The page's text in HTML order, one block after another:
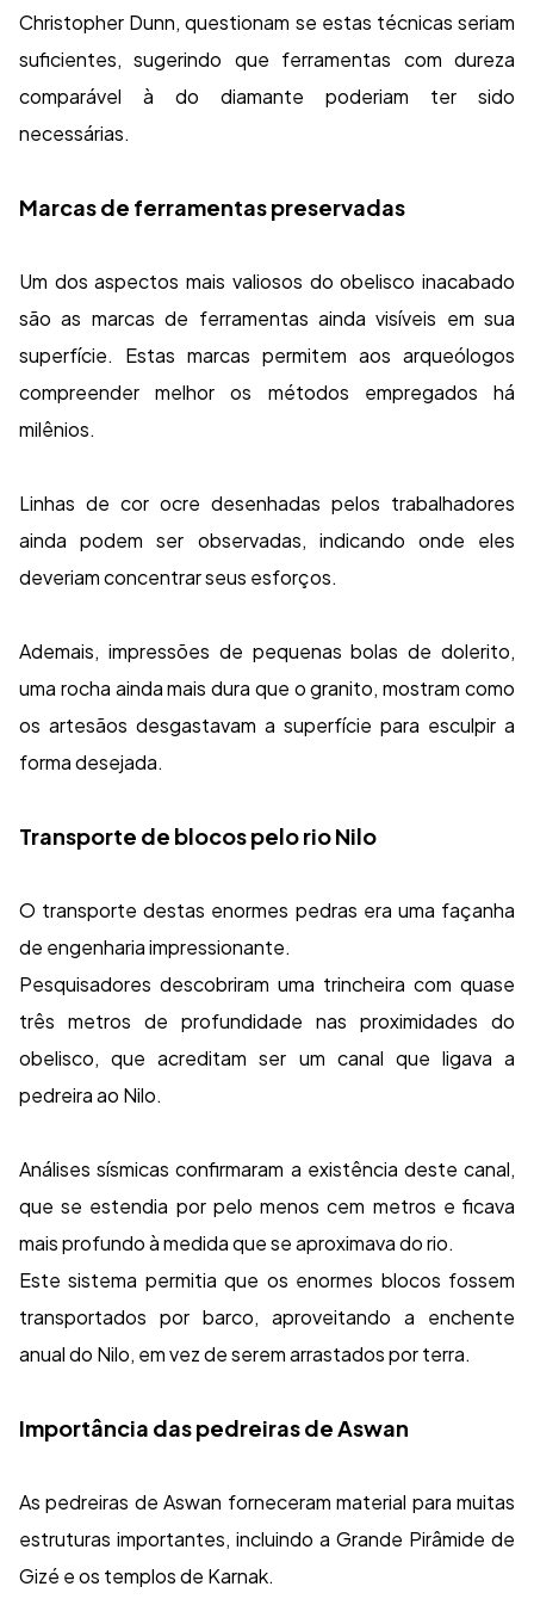
Christopher Dunn, questionam se estas técnicas seriam
suficientes, sugerindo que ferramentas com dureza
comparável à do diamante poderiam ter sido
necessárias.
Marcas de ferramentas preservadas
Um dos aspectos mais valiosos do obelisco inacabado
são as marcas de ferramentas ainda visíveis em sua
superfície. Estas marcas permitem aos arqueólogos
compreender melhor os métodos empregados há
milênios.
Linhas de cor ocre desenhadas pelos trabalhadores
ainda podem ser observadas, indicando onde eles
deveriam concentrar seus esforços.
Ademais, impressões de pequenas bolas de dolerito,
uma rocha ainda mais dura que o granito, mostram como
os artesãos desgastavam a superfície para esculpir a
forma desejada.
Transporte de blocos pelo rio Nilo
O transporte destas enormes pedras era uma façanha
de engenharia impressionante.
Pesquisadores descobriram uma trincheira com quase
três metros de profundidade nas proximidades do
obelisco, que acreditam ser um canal que ligava a
pedreira ao Nilo.
Análises sísmicas confirmaram a existência deste canal,
que se estendia por pelo menos cem metros e ficava
mais profundo à medida que se aproximava do rio.
Este sistema permitia que os enormes blocos fossem
transportados por barco, aproveitando a enchente
anual do Nilo, em vez de serem arrastados por terra.
Importância das pedreiras de Aswan
As pedreiras de Aswan forneceram material para muitas
estruturas importantes, incluindo a Grande Pirâmide de
Gizé e os templos de Karnak.